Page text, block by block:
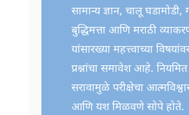
सामान्य ज्ञान, चालू घडामोडी,
बुद्धिमत्ता आणि मराठी
यांसारख्या महत्त्वाच्या
प्रश्नांचा समावेश आहे. नियमित
सरावामुळे परीक्षेचा
आणि यश मिळवणे सोपे होते.